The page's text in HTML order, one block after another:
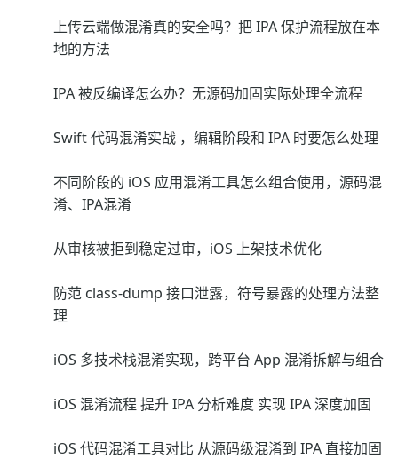
上传云端做混淆真的安全吗？把 IPA 保护流程放在本
地的方法
IPA 被反编译怎么办？无源码加固实际处理全流程
Swift 代码混淆实战 ，编辑阶段和 IPA 时要怎么处理
不同阶段的 iOS 应用混淆工具怎么组合使用，源码混
淆、IPA混淆
从审核被拒到稳定过审，iOS 上架技术优化
防范 class-dump 接口泄露，符号暴露的处理方法整
理
iOS 多技术栈混淆实现，跨平台 App 混淆拆解与组合
iOS 混淆流程 提升 IPA 分析难度 实现 IPA 深度加固
iOS 代码混淆工具对比 从源码级混淆到 IPA 直接加固